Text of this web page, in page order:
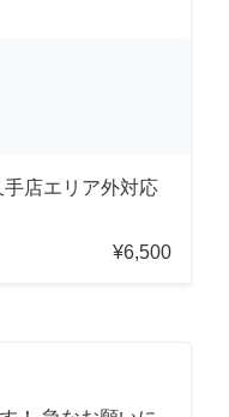
店エリア外対応
¥6,500